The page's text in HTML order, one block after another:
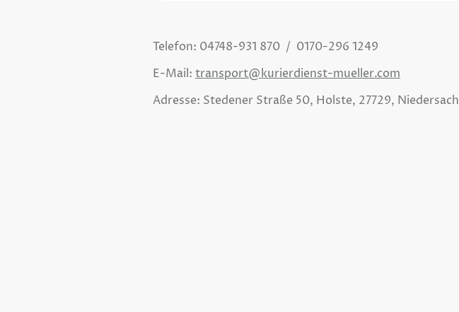
Telefon: 04748-931 870 / 0170-296 1249
E-Mail: transport@kurierdienst-mueller.com
Adresse: Stedener Straße 50, Holste, 27729,